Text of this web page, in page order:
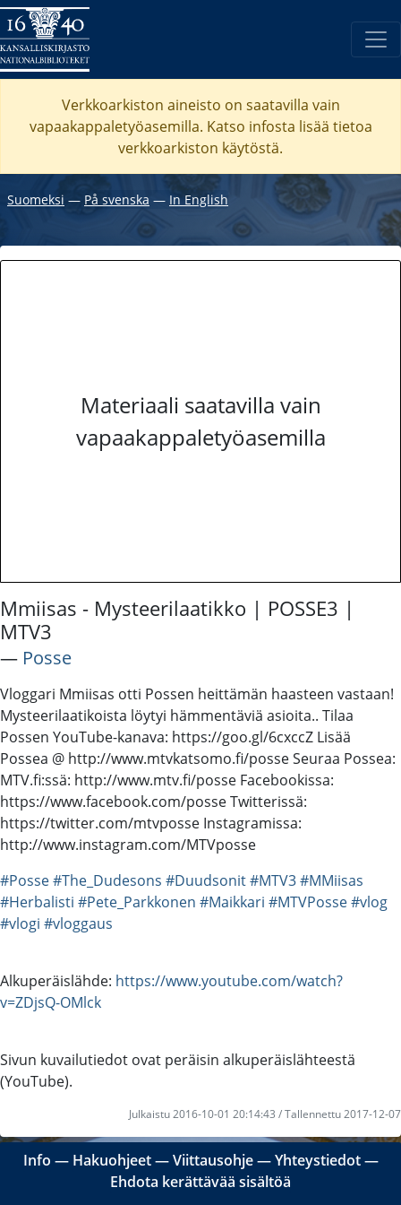
Verkkoarkiston aineisto on saatavilla vain
vapaakappaletyöasemilla. Katso infosta lisää tietoa
verkkoarkiston käytöstä.
Suomeksi ― På svenska ― In English
Materiaali saatavilla vain
vapaakappaletyöasemilla
Mmiisas - Mysteerilaatikko | POSSE3 |
MTV3
― Posse
Vloggari Mmiisas otti Possen heittämän haasteen vastaan!
Mysteerilaatikoista löytyi hämmentäviä asioita.. Tilaa
Possen YouTube-kanava: https://goo.gl/6cxccZ Lisää
Possea @ http://www.mtvkatsomo.fi/posse Seuraa Possea:
MTV.fi:ssä: http://www.mtv.fi/posse Facebookissa:
https://www.facebook.com/posse Twitterissä:
https://twitter.com/mtvposse Instagramissa:
http://www.instagram.com/MTVposse
#Posse#The_Dudesons #Duudsonit#MTV3#MMiisas
#Herbalisti #Pete_Parkkonen #Maikkari #MTVPosse#vlog
#vlogi #vloggaus
Alkuperäislähde: https://www.youtube.com/watch?
v=ZDjsQ-OMlck
Sivun kuvailutiedot ovat peräisin alkuperäislähteestä
(YouTube).
Julkaistu 2016-10-01 20:14:43 / Tallennettu 2017-12-07
Info ― Hakuohjeet―Viittausohje―Yhteystiedot―
Ehdota kerättävää sisältöä